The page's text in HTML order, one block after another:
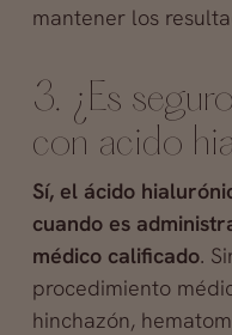
mantener los
3. ¿Es
con acido
Sí, el ácido
cuando es
médico calificado.
procedimiento
hinchazón,